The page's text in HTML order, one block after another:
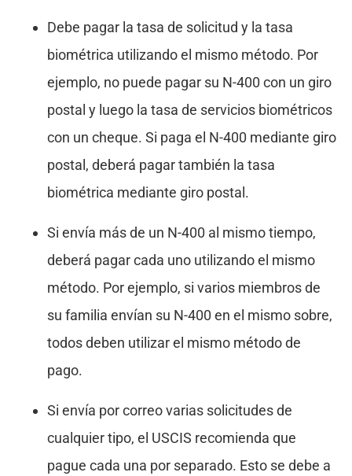
Debe pagar la tasa de solicitud y la tasa
biométrica utilizando el mismo método. Por
ejemplo, no puede pagar su N-400 con un giro
postal y luego la tasa de servicios biométricos
con un cheque. Si paga el N-400 mediante giro
postal, deberá pagar también la tasa
biométrica mediante giro postal.
Si envía más de un N-400 al mismo tiempo,
deberá pagar cada uno utilizando el mismo
método. Por ejemplo, si varios miembros de
su familia envían su N-400 en el mismo sobre,
todos deben utilizar el mismo método de
pago.
Si envía por correo varias solicitudes de
cualquier tipo, el USCIS recomienda que
pague cada una por separado. Esto se debe a